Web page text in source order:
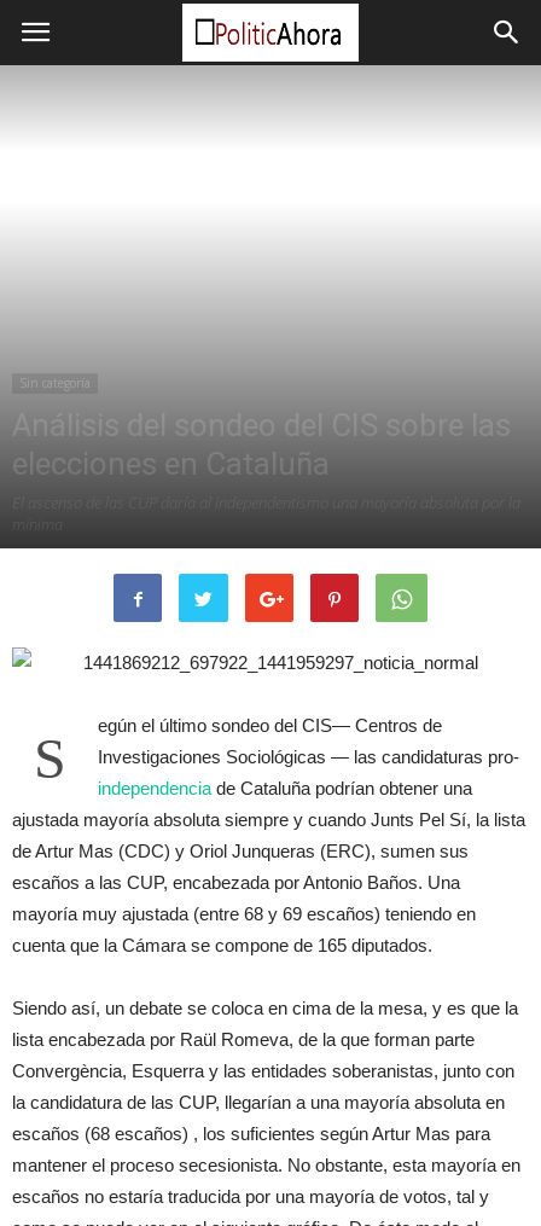
Sin categoría
Análisis del sondeo del CIS sobre las
elecciones en Cataluña
mínima
S
egún el último sondeo del CIS— Centros de
Investigaciones Sociológicas — las candidaturas pro-
independencia de Cataluña podrían obtener una
ajustada mayoría absoluta siempre y cuando Junts Pel Sí, la lista
de Artur Mas (CDC) y Oriol Junqueras (ERC), sumen sus
escaños a las CUP, encabezada por Antonio Baños. Una
mayoría muy ajustada (entre 68 y 69 escaños) teniendo en
cuenta que la Cámara se compone de 165 diputados.
Siendo así, un debate se coloca en cima de la mesa, y es que la
lista encabezada por Raül Romeva, de la que forman parte
Convergència, Esquerra y las entidades soberanistas, junto con
la candidatura de las CUP, llegarían a una mayoría absoluta en
escaños (68 escaños) , los suficientes según Artur Mas para
mantener el proceso secesionista. No obstante, esta mayoría en
escaños no estaría traducida por una mayoría de votos, tal y